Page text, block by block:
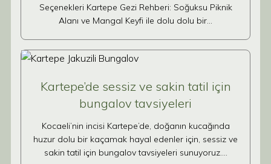
Seçenekleri Kartepe Gezi Rehberi: Soğuksu Piknik
Alanı ve Mangal Keyfi ile dolu dolu bir…
Kartepe’de sessiz ve sakin tatil için
bungalov tavsiyeleri
Kocaeli’nin incisi Kartepe’de, doğanın kucağında
huzur dolu bir kaçamak hayal edenler için, sessiz ve
sakin tatil için bungalov tavsiyeleri sunuyoruz.…